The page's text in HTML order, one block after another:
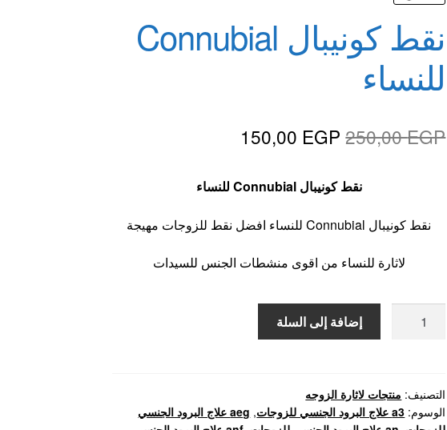
نقط كونيبال Connubial
للنساء
250,00EGP
السعر
هو:
250,00 EGP.
150,00 EGP
هو:
150,00 EGP.
نقط كونيبال Connubial للنساء
نقط كونيبال Connubial للنساء افضل نقط للزوجات مهيجة
لاثارة للنساء من اقوى منشطات الجنس للسيدات
نقط
إضافة إلى السلة
التصنيف: منتجات لاثارة الزوجه
الوسوم: a3 علاج البرود الجنسي للزوجات ,
aeg علاج البرود الجنسي